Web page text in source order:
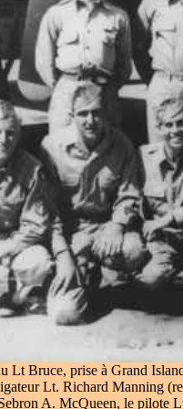
Lt Bruce, prise à Grand
Lt. Richard Manning
A. McQueen, le pilote